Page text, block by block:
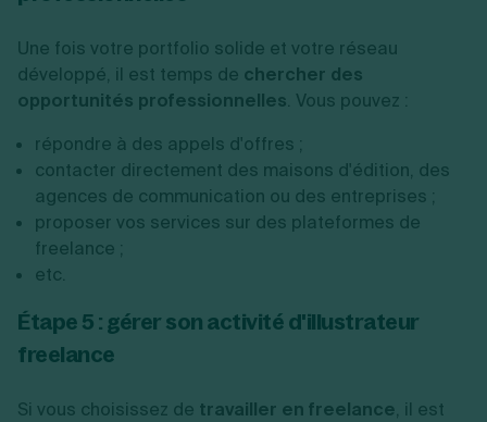
Une fois votre portfolio solide et votre réseau
développé, il est temps de chercher des
opportunités professionnelles. Vous pouvez :
répondre à des appels d'offres ;
contacter directement des maisons d'édition, des
agences de communication ou des entreprises ;
proposer vos services sur des plateformes de
freelance ;
etc.
Étape 5 : gérer son activité d'illustrateur
freelance
Si vous choisissez de travailler en freelance, il est